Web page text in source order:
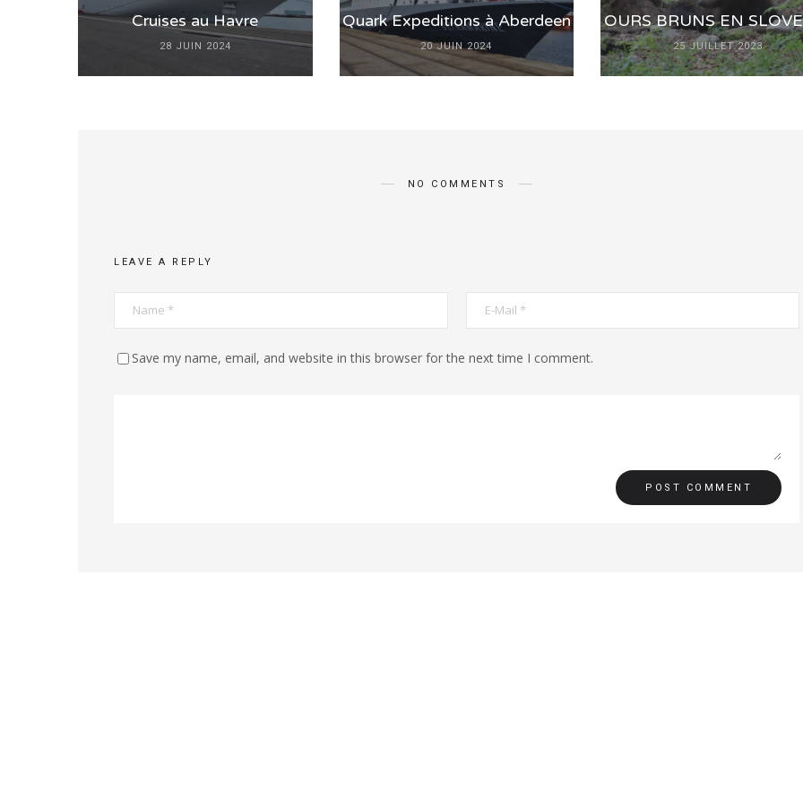
Cruises au Havre
28 JUIN 2024
Quark Expeditions à Aberdeen
20 JUIN 2024
OURS BRUNS EN
25 JUILLET 2023
NO COMMENTS
LEAVE A REPLY
Save my name, email, and website in this browser for the next time I comment.